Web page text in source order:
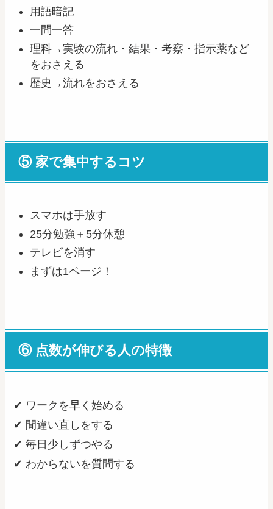
用語暗記
一問一答
理科→実験の流れ・結果・考察・指示薬など
をおさえる
歴史→流れをおさえる
⑤ 家で集中するコツ
スマホは手放す
25分勉強＋5分休憩
テレビを消す
まずは1ページ！
⑥ 点数が伸びる人の特徴
✔ ワークを早く始める
✔ 間違い直しをする
✔ 毎日少しずつやる
✔ わからないを質問する